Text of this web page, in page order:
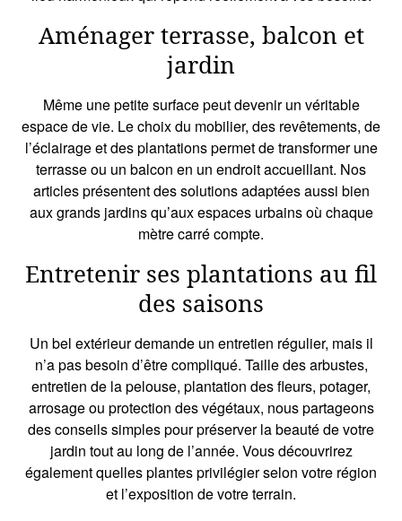
Aménager terrasse, balcon et
jardin
Même une petite surface peut devenir un véritable
espace de vie. Le choix du mobilier, des revêtements, de
l’éclairage et des plantations permet de transformer une
terrasse ou un balcon en un endroit accueillant. Nos
articles présentent des solutions adaptées aussi bien
aux grands jardins qu’aux espaces urbains où chaque
mètre carré compte.
Entretenir ses plantations au fil
des saisons
Un bel extérieur demande un entretien régulier, mais il
n’a pas besoin d’être compliqué. Taille des arbustes,
entretien de la pelouse, plantation des fleurs, potager,
arrosage ou protection des végétaux, nous partageons
des conseils simples pour préserver la beauté de votre
jardin tout au long de l’année. Vous découvrirez
également quelles plantes privilégier selon votre région
et l’exposition de votre terrain.